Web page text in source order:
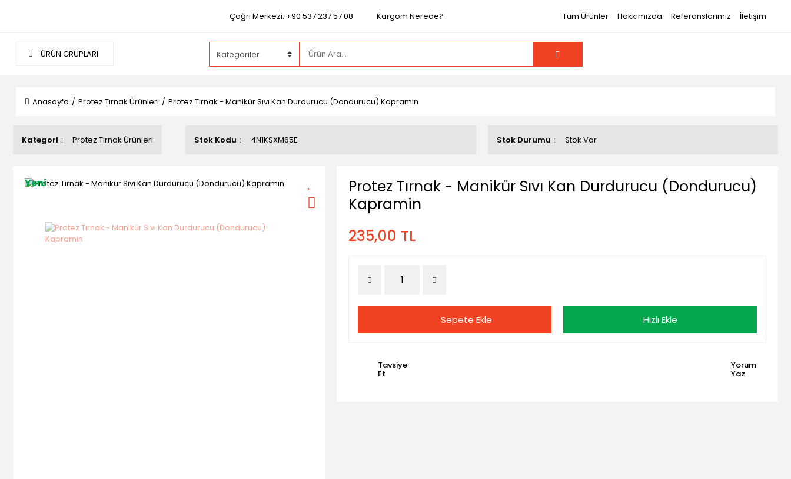
Çağrı Merkezi: +90 537 237 57 08 Kargom Nerede? Tüm Ürünler Hakkımızda Referanslarımız İletişim
ÜRÜN GRUPLARI
Anasayfa Protez Tırnak Ürünleri Protez Tırnak - Manikür Sıvı Kan Durdurucu (Dondurucu) Kapramin
Kategori Protez Tırnak Ürünleri Stok Kodu 4N1KSXM65E Stok Durumu Stok Var
Yeni
Protez Tırnak - Manikür Sıvı Kan Durdurucu (Dondurucu)
Kapramin
235,00 TL
Sepete Ekle Hızlı Ekle
Tavsiye
Et
Yorum
Yaz